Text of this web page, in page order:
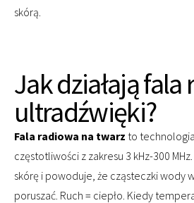
skórą.
Jak działają
ultradźwięki?
Fala radiowa na twarz to
częstotliwości z zakresu 3 kHz-300
skórę i powoduje, że cząsteczki wody
poruszać. Ruch = ciepło. Kiedy